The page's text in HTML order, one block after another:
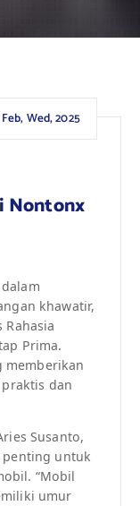
Feb, Wed, 2025
Nontonx
khawatir,
Prima.
memberikan
dan
Susanto,
penting untuk
“Mobil
umur